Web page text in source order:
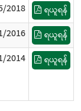
2018 ရယူရန်
2016 ရယူရန်
2014 ရယူရန်